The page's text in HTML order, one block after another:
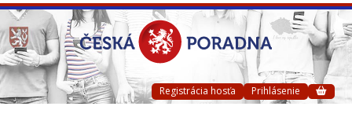
Registrácia hosťa Prihlásenie